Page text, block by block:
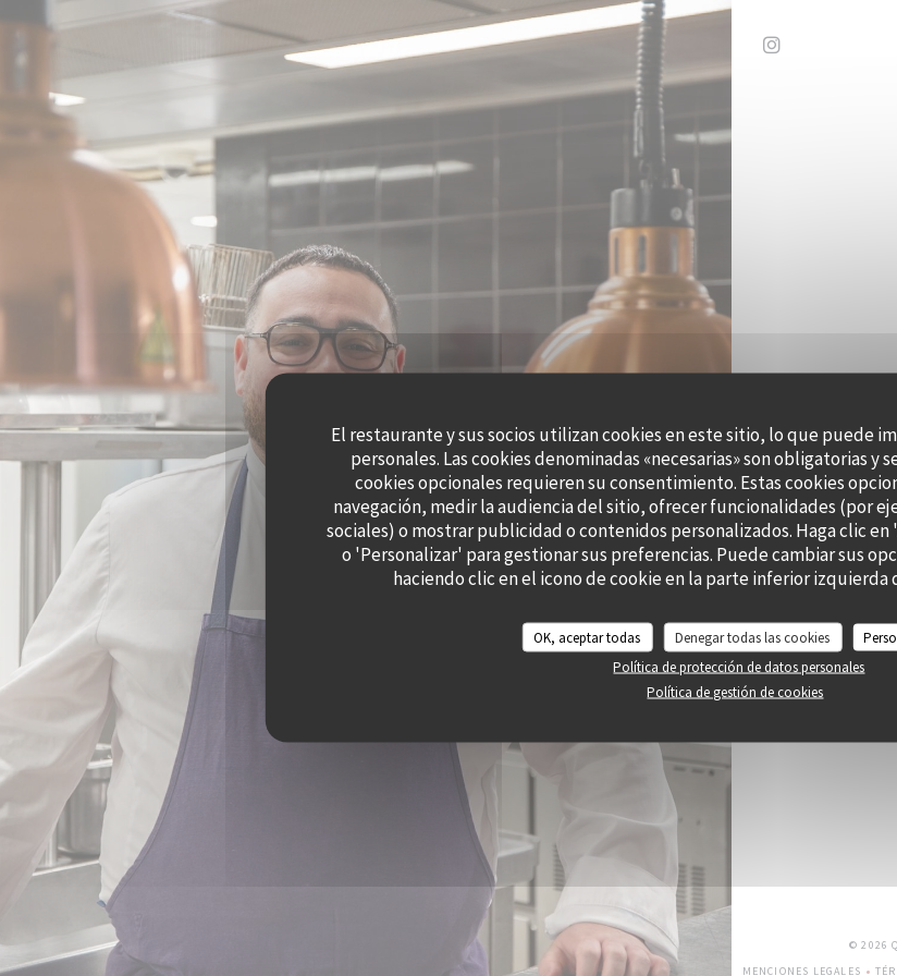
Personalización de sus opciones de cookies
El restaurante y sus socios utilizan cookies en este sitio, lo que puede
personales. Las cookies denominadas «necesarias» son obligatorias y
cookies opcionales requieren su consentimiento. Estas cookies
navegación, medir la audiencia del sitio, ofrecer funcionalidades (por
sociales) o mostrar publicidad o contenidos personalizados. Haga clic
o 'Personalizar' para gestionar sus preferencias. Puede cambiar sus
haciendo clic en el icono de cookie en la parte inferior izquierda
OK, aceptar todas Denegar todas las cookies
Política de protección de datos personales
Política de gestión de cookies
Instagram
© 2026
MENCIONES LEGALES